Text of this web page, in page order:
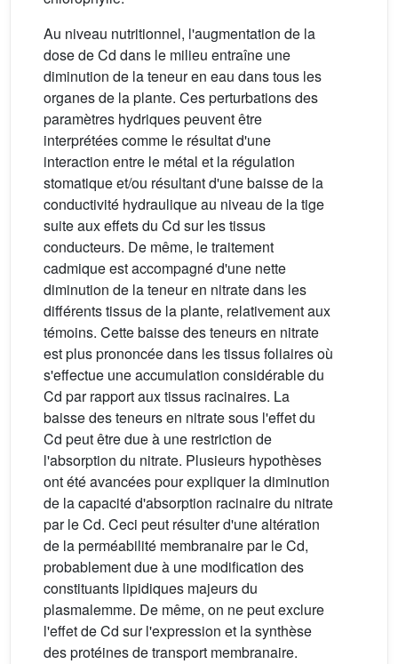
Au niveau nutritionnel, l'augmentation de la
dose de Cd dans le milieu entraîne une
diminution de la teneur en eau dans tous les
organes de la plante. Ces perturbations des
paramètres hydriques peuvent être
interprétées comme le résultat d'une
interaction entre le métal et la régulation
stomatique et/ou résultant d'une baisse de la
conductivité hydraulique au niveau de la tige
suite aux effets du Cd sur les tissus
conducteurs. De même, le traitement
cadmique est accompagné d'une nette
diminution de la teneur en nitrate dans les
différents tissus de la plante, relativement aux
témoins. Cette baisse des teneurs en nitrate
est plus prononcée dans les tissus foliaires où
s'effectue une accumulation considérable du
Cd par rapport aux tissus racinaires. La
baisse des teneurs en nitrate sous l'effet du
Cd peut être due à une restriction de
l'absorption du nitrate. Plusieurs hypothèses
ont été avancées pour expliquer la diminution
de la capacité d'absorption racinaire du nitrate
par le Cd. Ceci peut résulter d'une altération
de la perméabilité membranaire par le Cd,
probablement due à une modification des
constituants lipidiques majeurs du
plasmalemme. De même, on ne peut exclure
l'effet de Cd sur l'expression et la synthèse
des protéines de transport membranaire.